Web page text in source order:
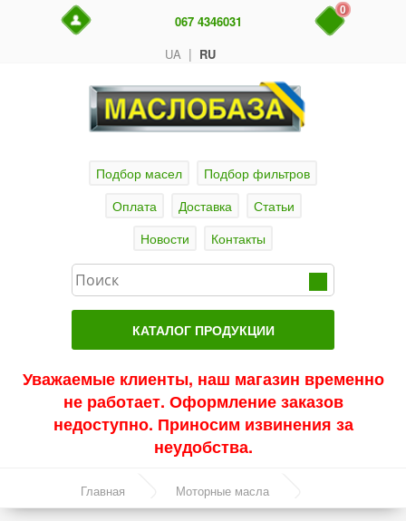
UA | RU
067 4346031
0
Подбор масел
Подбор фильтров
Оплата
Доставка
Статьи
Новости
Контакты
КАТАЛОГ ПРОДУКЦИИ
Актуальные продукты
Акции
Синтетические масла
Уважаемые клиенты, наш магазин временно
не работает. Оформление заказов
недоступно. Приносим извинения за
неудобства.
Главная Моторные масла